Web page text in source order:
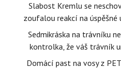
Slabost Kremlu se
zoufalou reakcí na úspěšné
Sedmikráska na trávníku
kontrolka, že váš trávník
Domácí past na vosy z